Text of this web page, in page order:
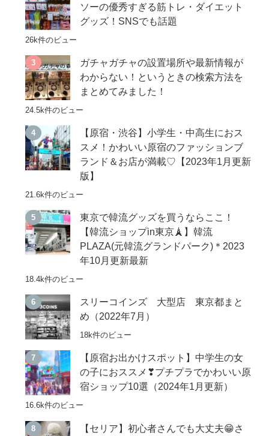
ソーの優秀すぎる筋トレ・ダイエット
グッズ！SNSでも話題
26k件のビュー
ガチャガチャの設置場所や最新情報が
わからない！というときの検索方法を
まとめてみました！
24.5k件のビュー
【原宿・渋谷】小学生・中高生におス
スメ！かわいい原宿のファッションブ
ランド＆お店が満載♡【2023年1月更新
版】
21.6k件のビュー
東京で韓流グッズを買うならここ！
【韓流ショップin東京🗼】韓流
PLAZA(元韓流グランドパーク)＊2023
年10月更新最新
18.4k件のビュー
スリーコインズ 大型店 東京都まと
め（2022年7月）
18k件のビュー
【原宿お出かけスポット】中学生の女
の子におススメ❣プチプラでかわいい原
宿ショップ10選（2024年1月更新）
16.6k件のビュー
【セリア】初心者さんでも大丈夫😁さ